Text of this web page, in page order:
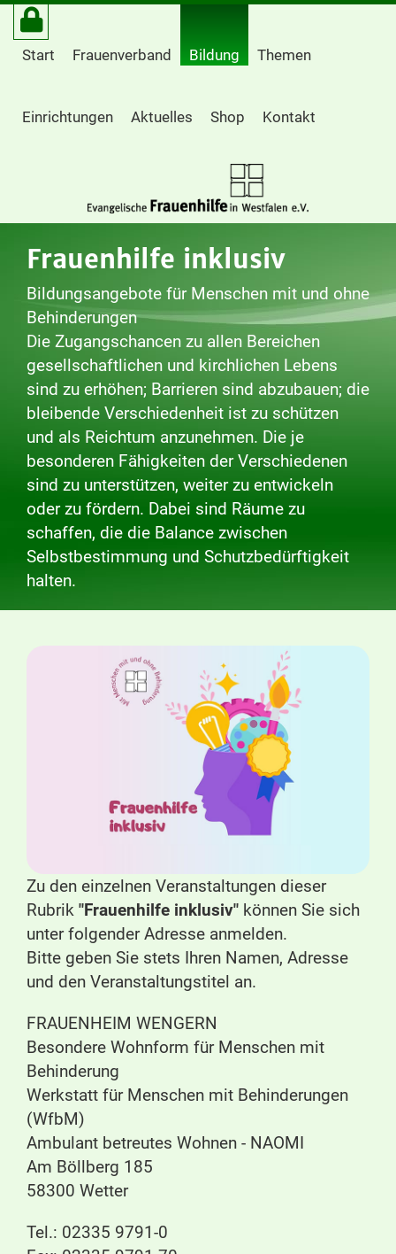
Start Frauenverband Bildung Themen
Einrichtungen Aktuelles Shop Kontakt
Frauenhilfe inklusiv
Bildungsangebote für Menschen mit und ohne
Behinderungen
Die Zugangschancen zu allen Bereichen
gesellschaftlichen und kirchlichen Lebens
sind zu erhöhen; Barrieren sind abzubauen; die
bleibende Verschiedenheit ist zu schützen
und als Reichtum anzunehmen. Die je
besonderen Fähigkeiten der Verschiedenen
sind zu unterstützen, weiter zu entwickeln
oder zu fördern. Dabei sind Räume zu
schaffen, die die Balance zwischen
Selbstbestimmung und Schutzbedürftigkeit
halten.
Zu den einzelnen Veranstaltungen dieser
Rubrik "Frauenhilfe inklusiv" können Sie sich
unter folgender Adresse anmelden.
Bitte geben Sie stets Ihren Namen, Adresse
und den Veranstaltungstitel an.
FRAUENHEIM WENGERN
Besondere Wohnform für Menschen mit
Behinderung
Werkstatt für Menschen mit Behinderungen
(WfbM)
Ambulant betreutes Wohnen - NAOMI
Am Böllberg 185
58300 Wetter
Tel.: 02335 9791-0